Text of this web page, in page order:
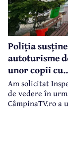
Poliția
autoturisme
unor copii
Am solicitat
de vedere în
CâmpinaTV.ro a